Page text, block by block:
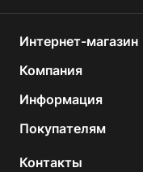
Интернет-магазин
Компания
Информация
Покупателям
Контакты